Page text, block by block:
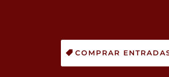
COMPRAR